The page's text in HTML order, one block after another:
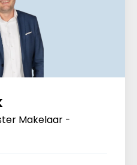
Makelaar -